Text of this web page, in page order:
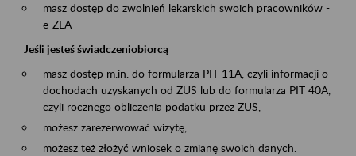
masz dostęp do zwolnień lekarskich swoich pracowników -
e-ZLA
Jeśli jesteś świadczeniobiorcą
masz dostęp m.in. do formularza PIT 11A, czyli informacji o
dochodach uzyskanych od ZUS lub do formularza PIT 40A,
czyli rocznego obliczenia podatku przez ZUS,
możesz zarezerwować wizytę,
możesz też złożyć wniosek o zmianę swoich danych.